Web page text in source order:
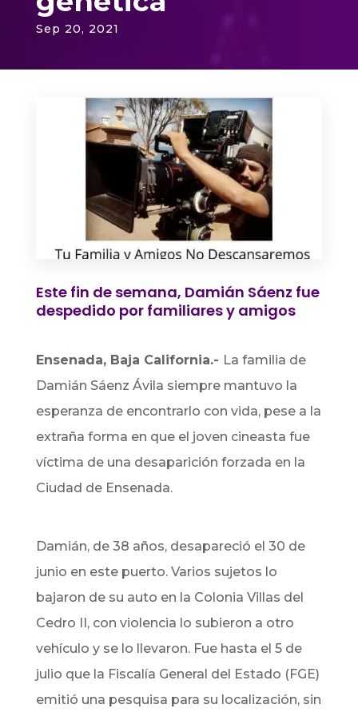
Sep 20, 2021
Este fin de semana, Damián Sáenz fue
despedido por familiares y amigos
Ensenada, Baja California.- La familia de
Damián Sáenz Ávila siempre mantuvo la
esperanza de encontrarlo con vida, pese a la
extraña forma en que el joven cineasta fue
víctima de una desaparición forzada en la
Ciudad de Ensenada.
Damián, de 38 años, desapareció el 30 de
junio en este puerto. Varios sujetos lo
bajaron de su auto en la Colonia Villas del
Cedro II, con violencia lo subieron a otro
vehículo y se lo llevaron. Fue hasta el 5 de
julio que la Fiscalía General del Estado (FGE)
emitió una pesquisa para su localización, sin